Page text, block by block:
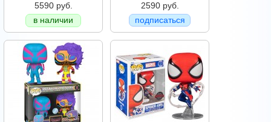
5590 руб.
в наличии
2590 руб.
подписаться